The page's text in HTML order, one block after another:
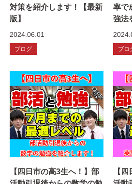
対策を紹介します！【最新
版】
2024.06.01
ブログ
率で
強法
ブロ
【四日市の高3生へ！】部
【